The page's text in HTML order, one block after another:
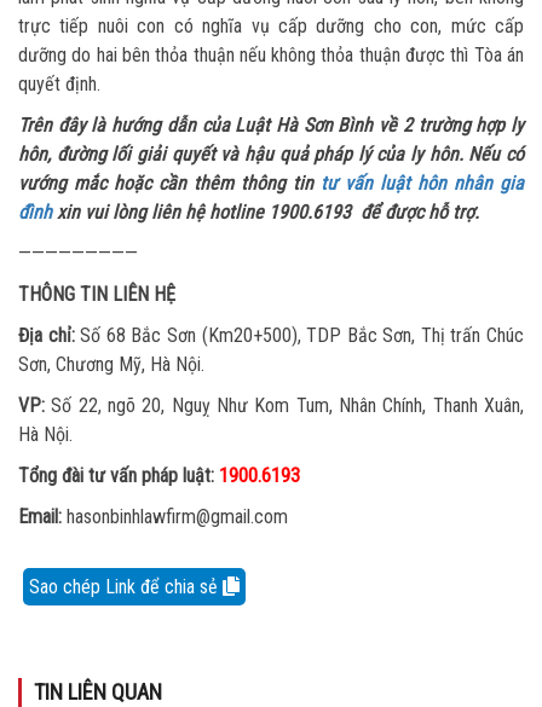
trực tiếp nuôi con có nghĩa vụ cấp dưỡng cho con, mức cấp
dưỡng do hai bên thỏa thuận nếu không thỏa thuận được thì Tòa án
quyết định.
Trên đây là hướng dẫn của Luật Hà Sơn Bình về 2 trường hợp ly
hôn, đường lối giải quyết và hậu quả pháp lý của ly hôn. Nếu có
vướng mắc hoặc cần thêm thông tin tư vấn luật hôn nhân gia
đìnhxin vui lòng liên hệ hotline 1900.6193 để được hỗ trợ.
—————————
THÔNG TIN LIÊN HỆ
Địa chỉ:Số 68 Bắc Sơn (Km20+500), TDP Bắc Sơn, Thị trấn Chúc
Sơn, Chương Mỹ, Hà Nội.
VP: Số 22, ngõ 20, Nguỵ Như Kom Tum, Nhân Chính, Thanh Xuân,
Hà Nội.
Tổng đài tư vấn pháp luật: 1900.6193
Email: hasonbinhlawfirm@gmail.com
Sao chép Link để chia sẻ
TIN LIÊN QUAN